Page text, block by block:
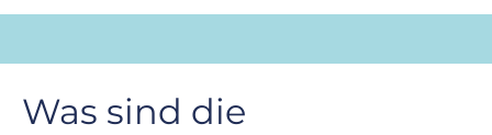
Was sind die